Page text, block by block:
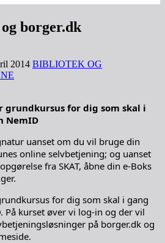
borger.dk
2014 BIBLIOTEK OG
grundkursus for dig som skal i
NemID
uanset om du vil bruge din
online selvbetjening; og uanset
fra SKAT, åbne din e-Boks
for dig som skal i gang
På kurset øver vi log-in og der vil
på borger.dk og